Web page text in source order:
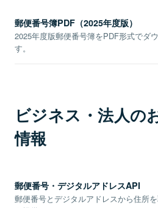
郵便番号簿PDF（2025年度版）
2025年度版郵便番号簿をPDF形式でダ
す。
ビジネス・法人の
情報
郵便番号・デジタルアドレスAPI
郵便番号とデジタルアドレスから住所